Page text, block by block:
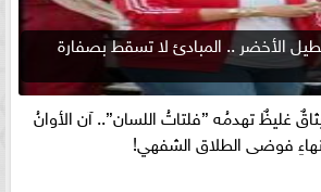
الأخضر .. المبادئ لا تسقط بصفارة
غليظٌ تهدمُه ”فلتاتُ اللسان”.. آن الأوانُ
فوضى الطلاق الشفهي!